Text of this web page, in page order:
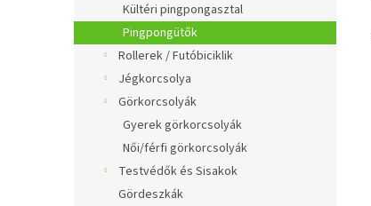
Kültéri pingpongasztal
Pingpongütők
Rollerek / Futóbiciklik
Jégkorcsolya
Görkorcsolyák
Gyerek görkorcsolyák
Női/férfi görkorcsolyák
Testvédők és Sisakok
Gördeszkák